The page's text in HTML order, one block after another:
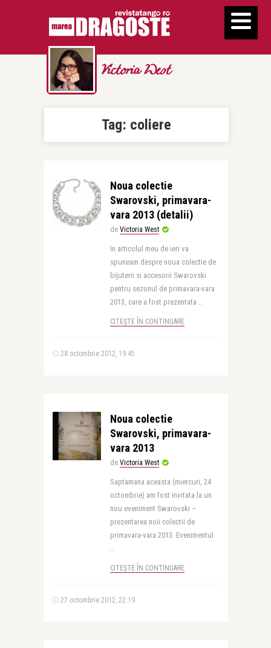
Victoria West
Tag: coliere
Noua colectie
Swarovski, primavara-
vara 2013 (detalii)
de Victoria West
In articolul meu de ieri va
spuneam despre noua colectie de
bijuterii si accesorii Swarovski
pentru sezonul de primavara-vara
2013, care a fost prezentata ..
CITEȘTE ÎN CONTINUARE
28 octombrie 2012, 19:45
Noua colectie
Swarovski, primavara-
vara 2013
de Victoria West
Saptamana aceasta (miercuri, 24
octombrie) am fost invitata la un
nou eveniment Swarovski –
prezentarea noii colectii de
primavara-vara 2013. Evenimentul
..
CITEȘTE ÎN CONTINUARE
27 octombrie 2012, 22:19